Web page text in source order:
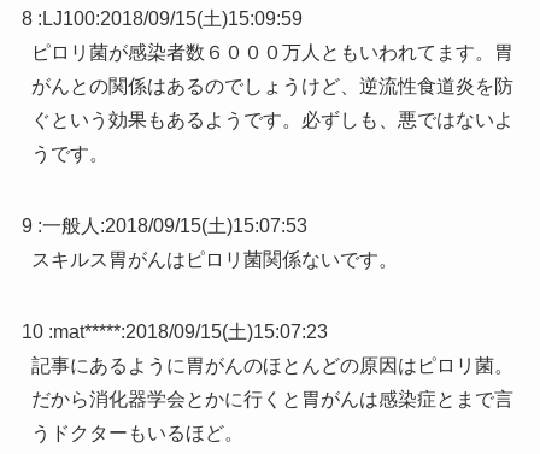
8 : LJ100:2018/09/15(土)15:09:59
ピロリ菌が感染者数６０００万人ともいわれてます。胃
がんとの関係はあるのでしょうけど、逆流性食道炎を防
ぐという効果もあるようです。必ずしも、悪ではないよ
うです。
9 :一般人 :2018/09/15(土)15:07:53
スキルス胃がんはピロリ菌関係ないです。
10 :mat*****:2018/09/15(土)15:07:23
記事にあるように胃がんのほとんどの原因はピロリ菌。
だから消化器学会とかに行くと胃がんは感染症とまで言
うドクターもいるほど。